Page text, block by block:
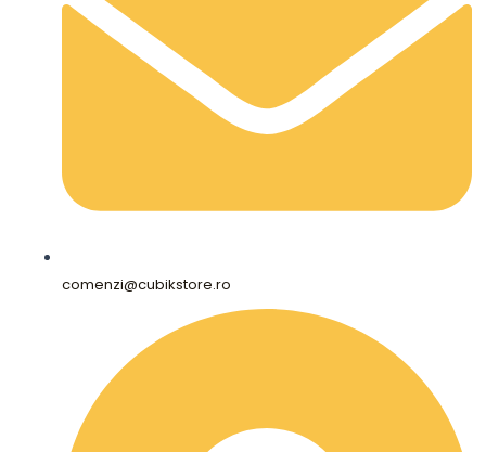
comenzi@cubikstore.ro